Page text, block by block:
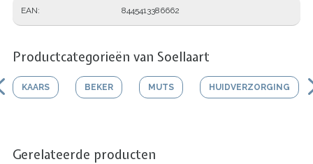
EAN 8445413386662
Productcategorieën van Soellaart
KAARS BEKER MUTS HUIDVERZORGING
Gerelateerde producten